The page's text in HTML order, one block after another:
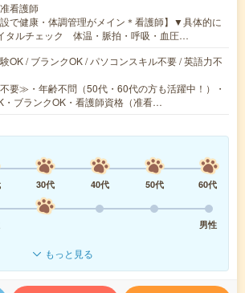
看護師
設で健康・体調管理がメイン＊看護師】▼具体的に
タルチェック 体温・脈拍・呼吸・血圧…
OK / ブランクOK / パソコンスキル不要 / 英語力不
要≫・年齢不問（50代・60代の方も活躍中！）・
・ブランクOK・看護師資格（准看…
30代 40代 50代
60代
男性
もっと見る